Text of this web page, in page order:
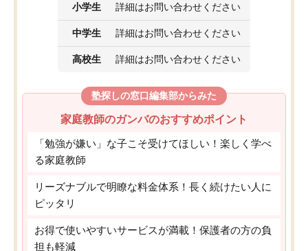
小学生 詳細はお問い合わせください
中学生 詳細はお問い合わせください
高校生 詳細はお問い合わせください
塾探しの窓口編集部からみた
家庭教師のガンバのおすすめポイント
「勉強が嫌い」な子こそ受けてほしい！楽しく学べ
る家庭教師
リーズナブルで明瞭な料金体系！長く続けたい人に
ピッタリ
お得で使いやすいサービスが満載！保護者の方の負
担も軽減